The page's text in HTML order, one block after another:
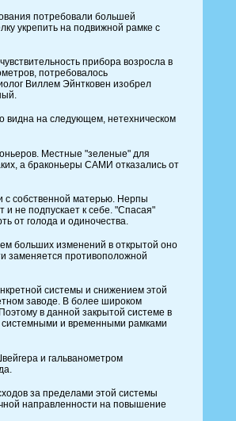
потребовали большей
укрепить на подвижной рамке с
прибора возросла в
потребовалось
Виллем Эйнтковен изобрел
видна на следующем, нетехническом
Местные "зеленые" для
а браконьеры САМИ отказались от
с собственной матерью. Нерпы
не подпускает к себе. "Спасая"
от голода и одиночества.
больших изменений в открытой оно
заменяется противоположной
системы и снижением этой
заводе. В более широком
в данной закрытой системе в
и временными рамками
и гальванометром
за пределами этой системы
направленности на повышение